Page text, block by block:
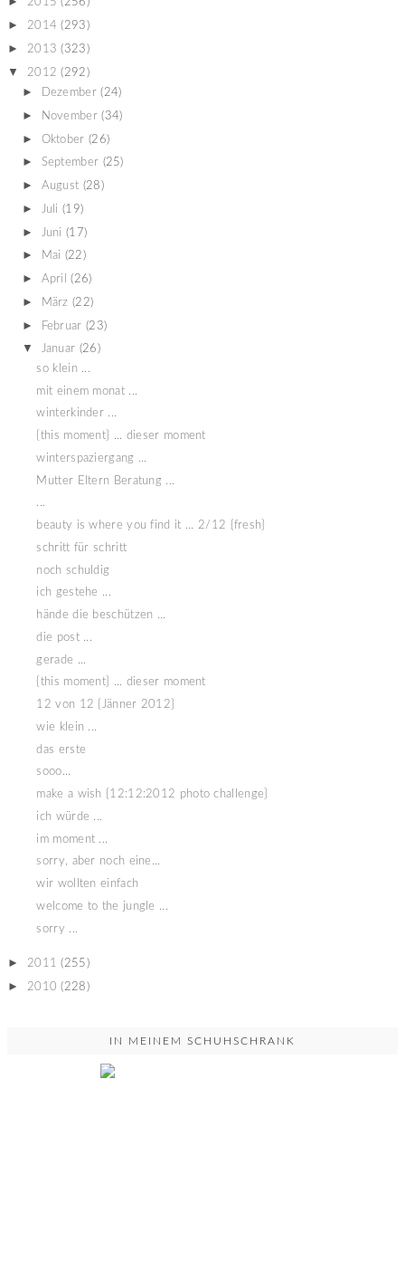
2015 (256)
► 2014 (293)
► 2013 (323)
▼ 2012 (292)
► Dezember (24)
► November (34)
► Oktober (26)
► September (25)
► August (28)
► Juli (19)
► Juni (17)
► Mai (22)
► April (26)
► März (22)
► Februar (23)
▼ Januar (26)
so klein ...
mit einem monat ...
winterkinder ...
{this moment} ... dieser moment
winterspaziergang ...
Mutter Eltern Beratung ...
...
beauty is where you find it ... 2/12 {fresh}
schritt für schritt
noch schuldig
ich gestehe ...
hände die beschützen ...
die post ...
gerade ...
{this moment} ... dieser moment
12 von 12 {Jänner 2012}
wie klein ...
das erste
sooo...
make a wish {12:12:2012 photo challenge}
ich würde ...
im moment ...
sorry, aber noch eine...
wir wollten einfach
welcome to the jungle ...
sorry ...
► 2011 (255)
► 2010 (228)
IN MEINEM SCHUHSCHRANK